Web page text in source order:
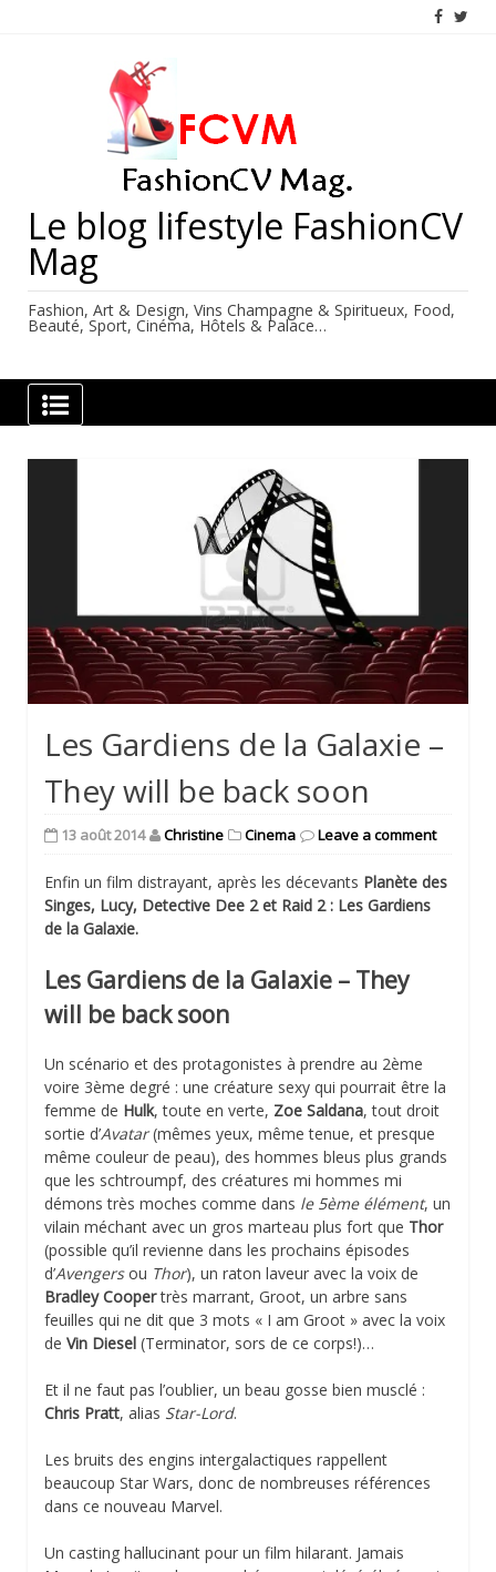
Le blog lifestyle FashionCV
Mag
Fashion, Art & Design, Vins Champagne & Spiritueux, Food,
Beauté, Sport, Cinéma, Hôtels & Palace…
Les Gardiens de la Galaxie –
They will be back soon
13 août 2014 Christine Cinema Leave a comment
Enfin un film distrayant, après les décevants Planète des
Singes, Lucy, Detective Dee 2 et Raid 2 : Les Gardiens
de la Galaxie.
Les Gardiens de la Galaxie – They
will be back soon
Un scénario et des protagonistes à prendre au 2ème
voire 3ème degré : une créature sexy qui pourrait être la
femme de Hulk, toute en verte, Zoe Saldana, tout droit
sortie d’Avatar(mêmes yeux, même tenue, et presque
même couleur de peau), des hommes bleus plus grands
que les schtroumpf, des créatures mi hommes mi
démons très moches comme dans le 5ème élément, un
vilain méchant avec un gros marteau plus fort que Thor
(possible qu’il revienne dans les prochains épisodes
d’Avengersou Thor), un raton laveur avec la voix de
Bradley Coopertrès marrant, Groot, un arbre sans
feuilles qui ne dit que 3 mots « I am Groot » avec la voix
de Vin Diesel (Terminator, sors de ce corps!)…
Et il ne faut pas l’oublier, un beau gosse bien musclé :
Chris Pratt, alias Star-Lord.
Les bruits des engins intergalactiques rappellent
beaucoup Star Wars, donc de nombreuses références
dans ce nouveau Marvel.
Un casting hallucinant pour un film hilarant. Jamais